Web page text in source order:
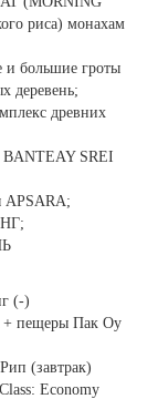
риса) монахам
и большие гроты
деревень;
древних
SREI
APSARA;
(-)
+ пещеры Пак Оу
(завтрак)
Economy